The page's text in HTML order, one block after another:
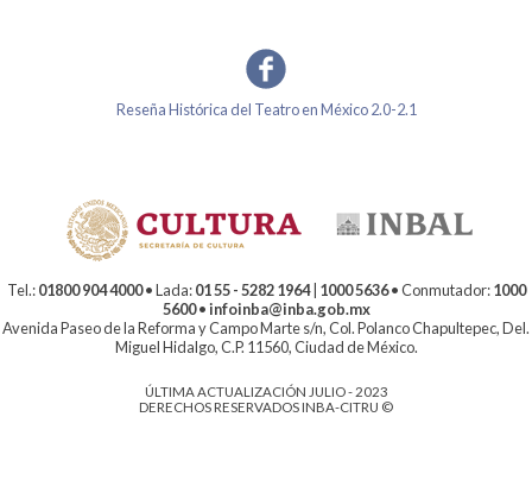
Reseña Histórica del Teatro en México 2.0-2.1
Tel.:01800 904 4000• Lada:01 55 - 5282 1964| 1000 5636• Conmutador:1000
5600•infoinba@inba.gob.mx
Avenida Paseo de la Reforma y Campo Marte s/n, Col. Polanco Chapultepec, Del.
Miguel Hidalgo, C.P. 11560, Ciudad de México.
ÚLTIMA ACTUALIZACIÓN JULIO - 2023
DERECHOS RESERVADOS INBA-CITRU ©